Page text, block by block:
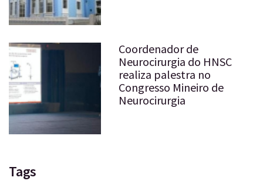
Coordenador de
Neurocirurgia do HNSC
realiza palestra no
Congresso Mineiro de
Neurocirurgia
Tags